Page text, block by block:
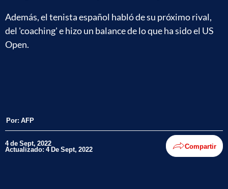
Además, el tenista español habló de su próximo rival,
del 'coaching' e hizo un balance de lo que ha sido el US
Open.
Por: AFP
4 de Sept, 2022
Actualizado: 4 De Sept, 2022 Compartir